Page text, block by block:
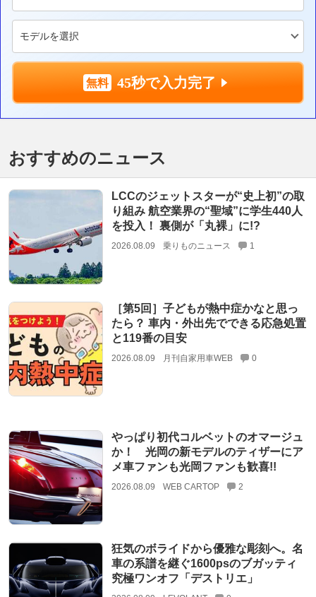
45秒で入力完了
おすすめのニュース
LCCのジェットスターが“史上初”の取
り組み 航空業界の“聖域”に学生440人
を投入！ 裏側が「丸裸」に!?
2026.08.09 乗りものニュース 1
［第5回］子どもが熱中症かなと思っ
たら？ 車内・外出先でできる応急処置
と119番の目安
2026.08.09 月刊自家用車WEB 0
やっぱり初代コルベットのオマージュ
か！ 光岡の新モデルのティザーにア
メ車ファンも光岡ファンも歓喜!!
2026.08.09 WEB CARTOP 2
狂気のボライドから優雅な彫刻へ。名
車の系譜を継ぐ1600psのブガッティ
究極ワンオフ「デストリエ」